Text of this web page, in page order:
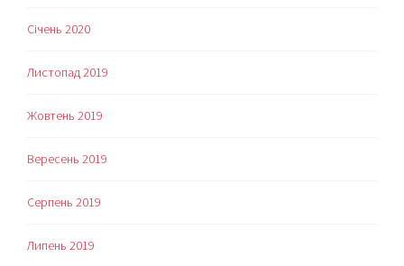
Січень 2020
Листопад 2019
Жовтень 2019
Вересень 2019
Серпень 2019
Липень 2019